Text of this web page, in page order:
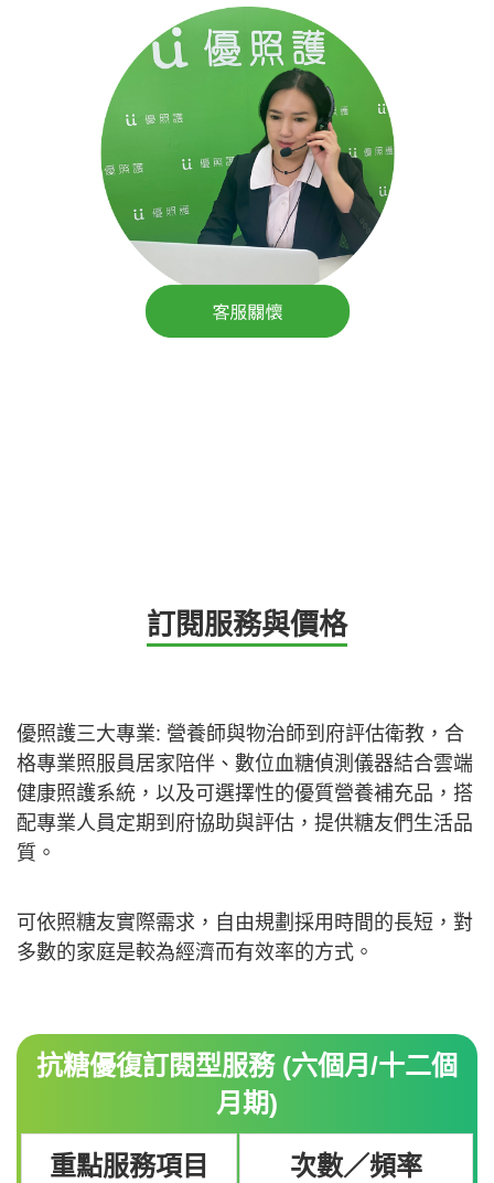
訂閱服務與價格
優照護三大專業: 營養師與物治師到府評估衛教，合
格專業照服員居家陪伴、數位血糖偵測儀器結合雲端
健康照護系統，以及可選擇性的優質營養補充品，搭
配專業人員定期到府協助與評估，提供糖友們生活品
質。
可依照糖友實際需求，自由規劃採用時間的長短，對
多數的家庭是較為經濟而有效率的方式。
抗糖優復訂閱型服務 (六個月/十二個
月期)
重點服務項目 次數／頻率